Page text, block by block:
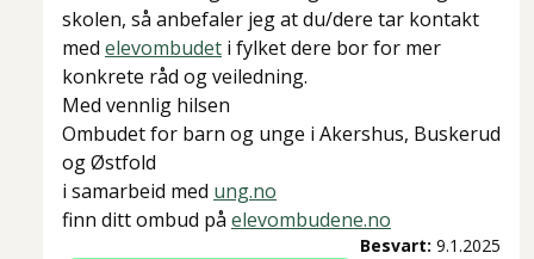
skolen, så anbefaler jeg at du/dere tar kontakt
med elevombudet i fylket dere bor for mer
konkrete råd og veiledning.
Med vennlig hilsen
Ombudet for barn og unge i Akershus, Buskerud
og Østfold
i samarbeid med ung.no
finn ditt ombud på elevombudene.no
Besvart: 9.1.2025